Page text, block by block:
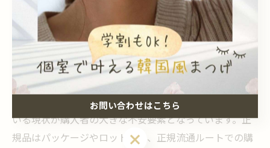
セメンザルライトの出自と正規品
の見分け方
セメンザルライト正規品と偽物の違いを解説
セメンザルライトはPharmestheticブランドの中でも人気
の高いスキンケア製品ですが、正規品と偽物が混在して
いる現状が購入者の大きな不安要素となっています。正
規品はパッケージやロット番号、正規流通ルートでの購
お問い合わせはこちら
お問い合わせはこちら